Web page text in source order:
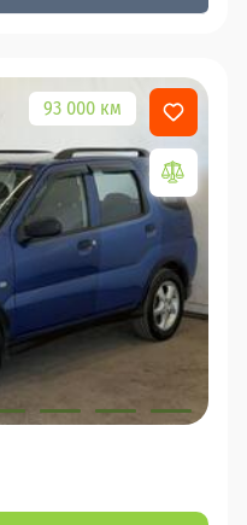
93 000 км